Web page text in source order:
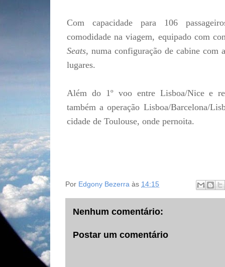
Com capacidade para 106
comodidade na viagem, equipado com
Seats, numa configuração de cabine com
lugares.
Além do 1º voo entre Lisboa/Nice e
também a operação Lisboa/Barcelona/
cidade de Toulouse, onde pernoita.
Por Edgony Bezerra às 14:15
Nenhum comentário:
Postar um comentário